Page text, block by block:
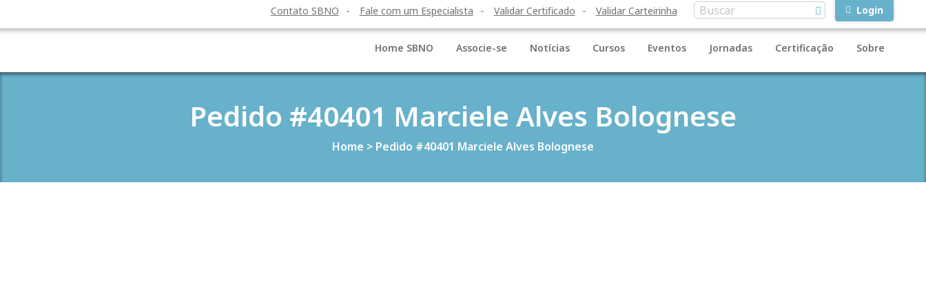
Contato SBNO Fale com um Especialista Validar Certificado Validar Carteirinha Login
Home SBNO Associe-se Notícias Cursos Eventos Jornadas Certificação Sobre
Pedido #40401 Marciele Alves Bolognese
Home > Pedido #40401 Marciele Alves Bolognese